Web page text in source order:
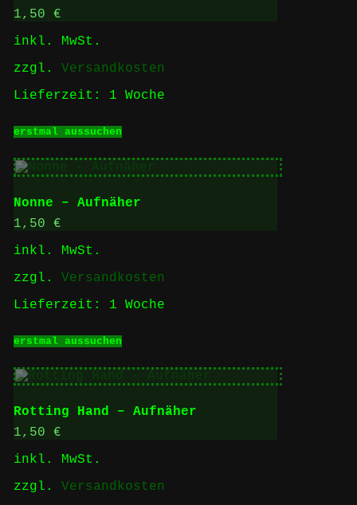
Produktseite
werden
1,50 €
inkl. MwSt.
zzgl. Versandkosten
Lieferzeit: 1 Woche
erstmal aussuchenProdukt
mehrere
Varianten
Die
Produktseite
werden
Nonne – Aufnäher
1,50 €
inkl. MwSt.
zzgl. Versandkosten
Lieferzeit: 1 Woche
erstmal aussuchenProdukt
mehrere
Varianten
auf.
Die
Produktseite
Rotting Hand – Aufnäher
1,50 €
inkl. MwSt.
zzgl. Versandkosten